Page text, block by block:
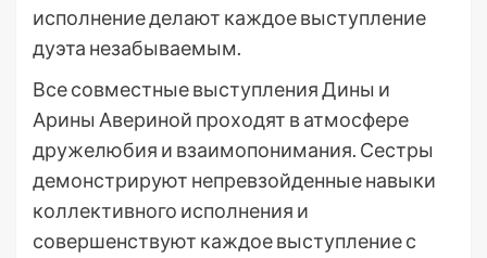
исполнение делают каждое выступление
дуэта незабываемым.
Все совместные выступления Дины и
Арины Авериной проходят в атмосфере
дружелюбия и взаимопонимания. Сестры
демонстрируют непревзойденные навыки
коллективного исполнения и
совершенствуют каждое выступление с